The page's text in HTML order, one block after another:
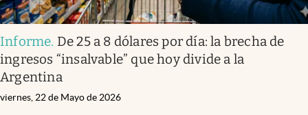
Informe. De 25 a 8 dólares por día: la brecha de
ingresos “insalvable” que hoy divide a la
Argentina
viernes, 22 de Mayo de 2026